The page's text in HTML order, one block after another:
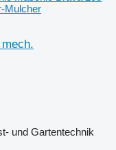
Mulcher
und Gartentechnik